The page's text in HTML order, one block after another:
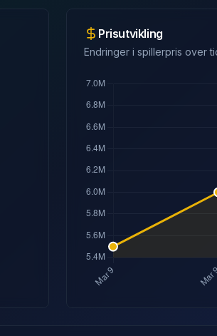
Prisutvikling
Endringer i spillerpris over